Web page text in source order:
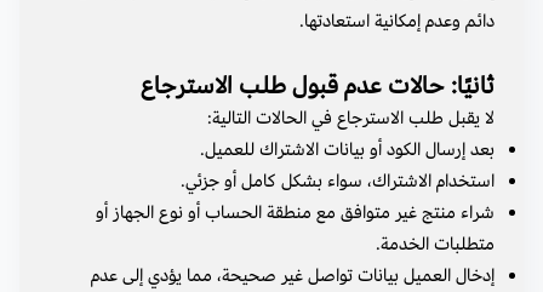
دائم وعدم إمكانية استعادتها.
ثانيًا: حالات عدم قبول طلب الاسترجاع
لا يقبل طلب الاسترجاع في الحالات التالية:
بعد إرسال الكود أو بيانات الاشتراك للعميل.
استخدام الاشتراك، سواء بشكل كامل أو جزئي.
شراء منتج غير متوافق مع منطقة الحساب أو نوع الجهاز أو
متطلبات الخدمة.
إدخال العميل بيانات تواصل غير صحيحة، مما يؤدي إلى عدم